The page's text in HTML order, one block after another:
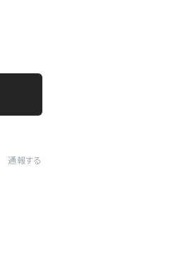
通報する